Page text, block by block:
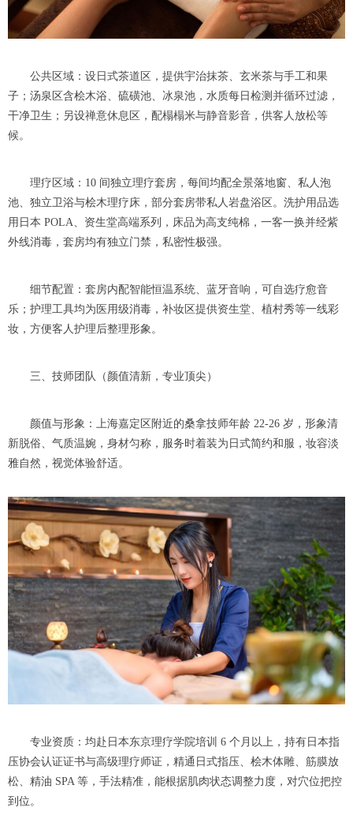
公共区域：设日式茶道区，提供宇治抹茶、玄米茶与手工和果
子；汤泉区含桧木浴、硫磺池、冰泉池，水质每日检测并循环过滤，
干净卫生；另设禅意休息区，配榻榻米与静音影音，供客人放松等
候。
理疗区域：10 间独立理疗套房，每间均配全景落地窗、私人泡
池、独立卫浴与桧木理疗床，部分套房带私人岩盘浴区。洗护用品选
用日本 POLA、资生堂高端系列，床品为高支纯棉，一客一换并经紫
外线消毒，套房均有独立门禁，私密性极强。
细节配置：套房内配智能恒温系统、蓝牙音响，可自选疗愈音
乐；护理工具均为医用级消毒，补妆区提供资生堂、植村秀等一线彩
妆，方便客人护理后整理形象。
三、技师团队（颜值清新，专业顶尖）
颜值与形象：上海嘉定区附近的桑拿技师年龄 22-26 岁，形象清
新脱俗、气质温婉，身材匀称，服务时着装为日式简约和服，妆容淡
雅自然，视觉体验舒适。
专业资质：均赴日本东京理疗学院培训 6 个月以上，持有日本指
压协会认证证书与高级理疗师证，精通日式指压、桧木体雕、筋膜放
松、精油 SPA 等，手法精准，能根据肌肉状态调整力度，对穴位把控
到位。